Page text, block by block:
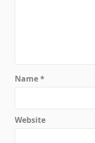
Name*
Website